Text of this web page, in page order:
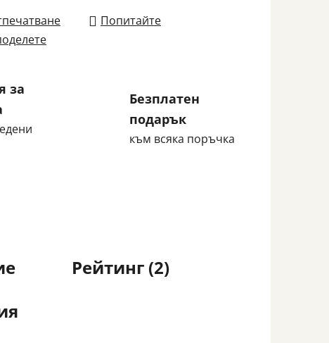
Попитайте
за
Безплатен
подарък
към всяка поръчка
Рейтинг (2)